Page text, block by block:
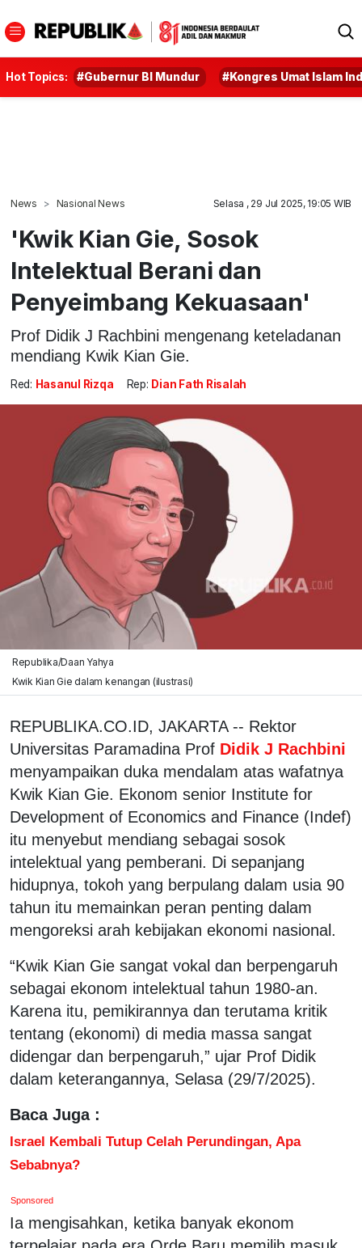
Hot Topics: #Gubernur BI Mundur #Kongres Umat Islam
News Nasional News Selasa , 29 Jul 2025, 19:05 WIB
'Kwik Kian Gie, Sosok
Intelektual Berani dan
Penyeimbang Kekuasaan'
Prof Didik J Rachbini mengenang keteladanan
mendiang Kwik Kian Gie.
Red: Hasanul Rizqa Rep: Dian Fath Risalah
Republika/Daan Yahya
Kwik Kian Gie dalam kenangan (ilustrasi)
REPUBLIKA.CO.ID, JAKARTA -- Rektor
Universitas Paramadina Prof Didik J Rachbini
menyampaikan duka mendalam atas wafatnya
Kwik Kian Gie. Ekonom senior Institute for
Development of Economics and Finance (Indef)
itu menyebut mendiang sebagai sosok
intelektual yang pemberani. Di sepanjang
hidupnya, tokoh yang berpulang dalam usia 90
tahun itu memainkan peran penting dalam
mengoreksi arah kebijakan ekonomi nasional.
“Kwik Kian Gie sangat vokal dan berpengaruh
sebagai ekonom intelektual tahun 1980-an.
Karena itu, pemikirannya dan terutama kritik
tentang (ekonomi) di media massa sangat
didengar dan berpengaruh,” ujar Prof Didik
dalam keterangannya, Selasa (29/7/2025).
Baca Juga :
Israel Kembali Tutup Celah Perundingan, Apa
Sebabnya?
Sponsored
Ia mengisahkan, ketika banyak ekonom